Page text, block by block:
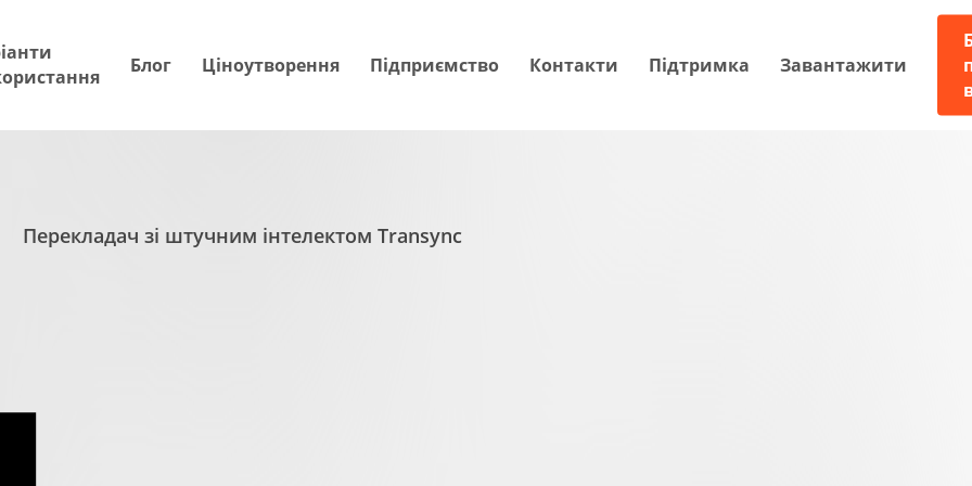
Блог Ціноутворення Підприємство Контакти Підтримка Завантажити
Перекладач зі штучним інтелектом Transync